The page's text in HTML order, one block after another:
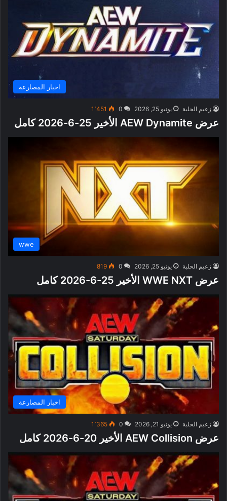
اخبار المصارعة
زعيم الحلبة يونيو 25, 2026 0 1٬451
عرض AEW Dynamite الأخير 25-6-2026 كامل
wwe
زعيم الحلبة يونيو 25, 2026 0
819
عرض WWE NXT الأخير 25-6-2026 كامل
اخبار المصارعة
زعيم الحلبة يونيو 21, 2026 0 1٬365
عرض AEW Collision الأخير 20-6-2026 كامل